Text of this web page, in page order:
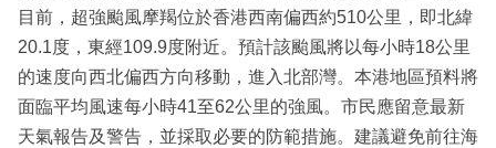
目前，超強颱風摩羯位於香港西南偏西約510公里，即北緯
20.1度，東經109.9度附近。預計該颱風將以每小時18公里
的速度向西北偏西方向移動，進入北部灣。本港地區預料將
面臨平均風速每小時41至62公里的強風。市民應留意最新
天氣報告及警告，並採取必要的防範措施。建議避免前往海